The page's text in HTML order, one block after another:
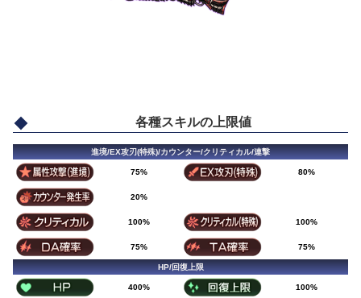
各種スキルの上限値
進境/EX攻刃(特殊)/カウンター/クリティカル/連撃
75% 80%
20%
100% 100%
75% 75%
HP/回復上限
400% 100%